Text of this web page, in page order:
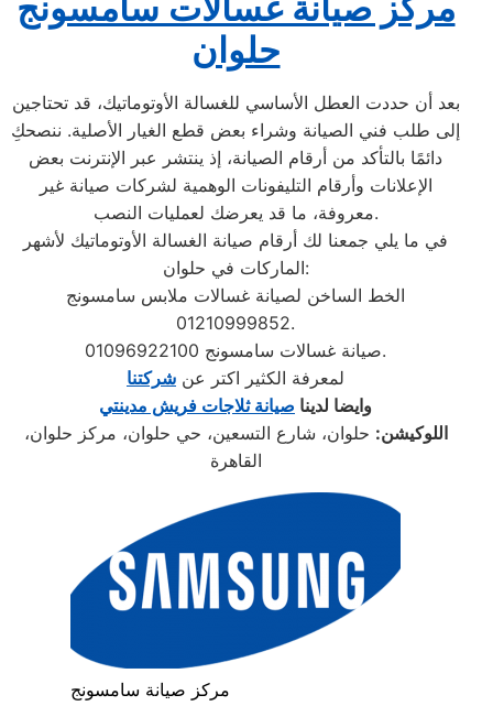
حلوان
بعد أن حددت العطل الأساسي للغسالة الأوتوماتيك، قد تحتاجين
إلى طلب فني الصيانة وشراء بعض قطع الغيار الأصلية. ننصحكِ
دائمًا بالتأكد من أرقام الصيانة، إذ ينتشر عبر الإنترنت بعض
الإعلانات وأرقام التليفونات الوهمية لشركات صيانة غير
معروفة، ما قد يعرضك لعمليات النصب.
في ما يلي جمعنا لك أرقام صيانة الغسالة الأوتوماتيك لأشهر
الماركات في حلوان:
الخط الساخن لصيانة غسالات ملابس سامسونج
01210999852.
صيانة غسالات سامسونج 01096922100.
لمعرفة الكثير اكتر عن شركتنا
وايضا لدينا صيانة ثلاجات فريش مدينتي
اللوكيشن: حلوان، شارع التسعين، حي حلوان، مركز حلوان،
القاهرة
مركز صيانة سامسونج